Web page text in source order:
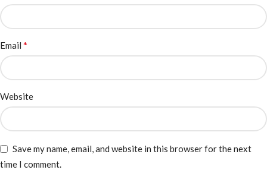
Email *
Website
Save my name, email, and website in this browser for the next
time I comment.